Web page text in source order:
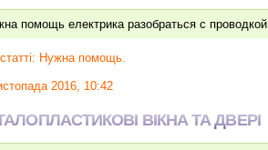
помощь електрика разобраться с
Нужна помощь.
2016, 10:42
ВІКНА ТА ДВЕРІ